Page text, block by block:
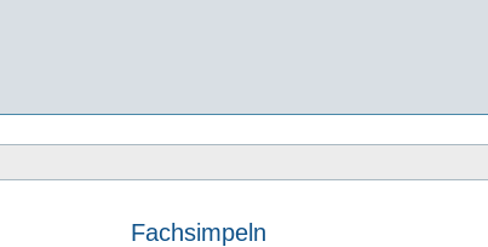
Fachsimpeln